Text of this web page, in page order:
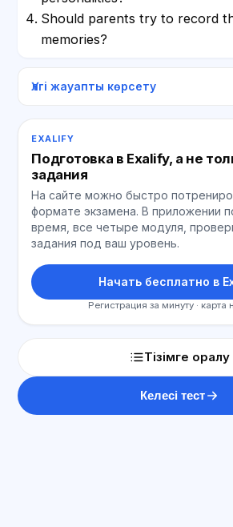
Should parents try to record
memories?
Үлгі жауапты көрсету
EXALIFY
Подготовка в Exalify, а не
задания
На сайте можно быстро
формате экзамена. В приложении
время, все четыре модуля,
задания под ваш уровень.
Начать бесплатно в
Регистрация за минуту · карта
Тізімге оралу
Келесі тест